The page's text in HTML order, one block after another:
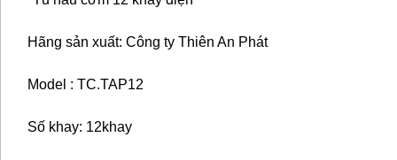
Hãng sản xuất: Công ty Thiên An Phát
Model : TC.TAP12
Số khay: 12khay